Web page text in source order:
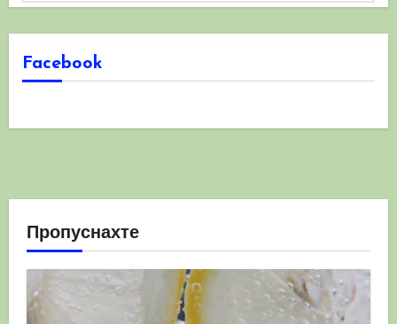
Facebook
Пропуснахте